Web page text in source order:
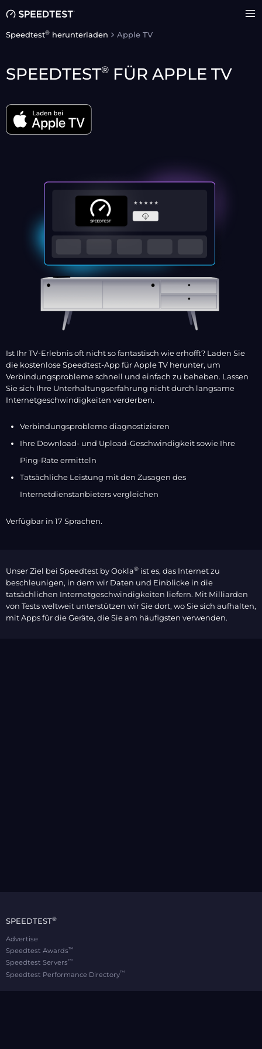
Speedtest® herunterladen Apple TV
SPEEDTEST® FÜR APPLE TV
Ist Ihr TV-Erlebnis oft nicht so fantastisch wie erhofft? Laden Sie
die kostenlose Speedtest-App für Apple TV herunter, um
Verbindungsprobleme schnell und einfach zu beheben. Lassen
Sie sich Ihre Unterhaltungserfahrung nicht durch langsame
Internetgeschwindigkeiten verderben.
Verbindungsprobleme diagnostizieren
Ihre Download- und Upload-Geschwindigkeit sowie Ihre
Ping-Rate ermitteln
Tatsächliche Leistung mit den Zusagen des
Internetdienstanbieters vergleichen
Verfügbar in 17 Sprachen.
Unser Ziel bei Speedtest by Ookla® ist es, das Internet zu
beschleunigen, in dem wir Daten und Einblicke in die
tatsächlichen Internetgeschwindigkeiten liefern. Mit Milliarden
von Tests weltweit unterstützen wir Sie dort, wo Sie sich aufhalten,
mit Apps für die Geräte, die Sie am häufigsten verwenden.
SPEEDTEST®
Advertise
Speedtest Awards™
Speedtest Servers™
Speedtest Performance Directory™